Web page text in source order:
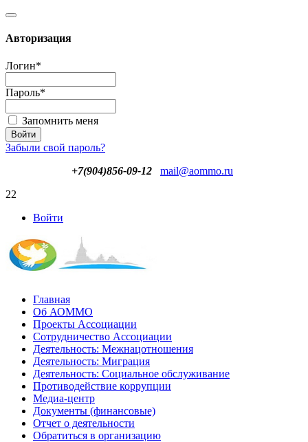
Авторизация
Логин*
Пароль*
Запомнить меня
Забыли свой пароль?
+7(904)856-09-12
mail@aommo.ru
22
Войти
Главная
Об АОММО
Проекты Ассоциации
Сотрудничество Ассоциации
Деятельность: Межнацотношения
Деятельность: Миграция
Деятельность: Социальное обслуживание
Противодействие коррупции
Медиа-центр
Документы (финансовые)
Отчет о деятельности
Обратиться в организацию